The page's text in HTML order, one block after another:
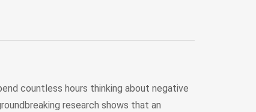
countless hours thinking about negative
research shows that an